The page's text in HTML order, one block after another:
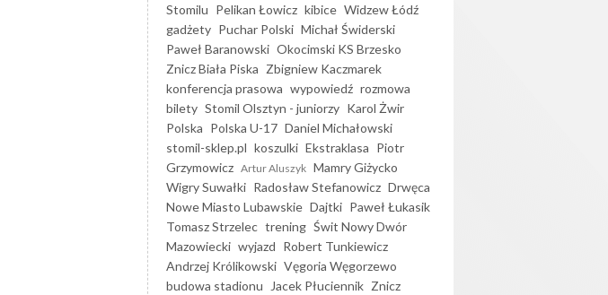
Stomilu Pelikan Łowicz kibice Widzew Łódź
gadżety Puchar Polski Michał Świderski
Paweł Baranowski Okocimski KS Brzesko
Znicz Biała Piska Zbigniew Kaczmarek
konferencja prasowa wypowiedź rozmowa
bilety Stomil Olsztyn - juniorzy Karol Żwir
Polska Polska U-17 Daniel Michałowski
stomil-sklep.pl koszulki Ekstraklasa Piotr
Grzymowicz Artur Aluszyk Mamry Giżycko
Wigry Suwałki Radosław Stefanowicz Drwęca
Nowe Miasto Lubawskie Dajtki Paweł Łukasik
Tomasz Strzelec trening Świt Nowy Dwór
Mazowiecki wyjazd Robert Tunkiewicz
Andrzej Królikowski Vęgoria Węgorzewo
budowa stadionu
Jacek Płuciennik Znicz